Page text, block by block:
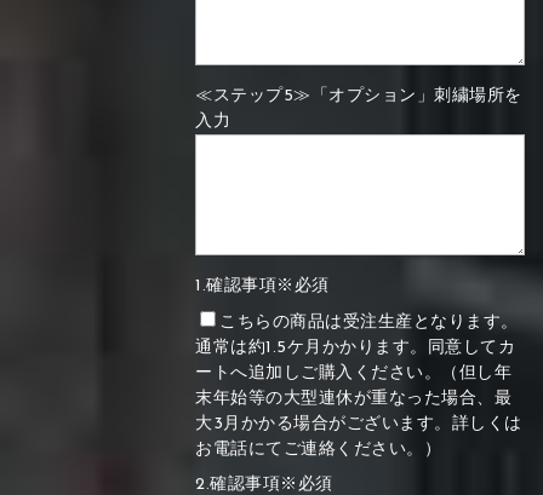
≪ステップ5≫「オプション」刺繍場所を
入力
1.確認事項※必須
こちらの商品は受注生産となります。
通常は約1.5ケ月かかります。同意してカ
ートへ追加しご購入ください。（但し年
末年始等の大型連休が重なった場合、最
大3月かかる場合がございます。詳しくは
お電話にてご連絡ください。）
2.確認事項※必須